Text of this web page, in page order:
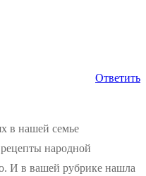
Ответить
в нашей семье
народной
И в вашей рубрике нашла